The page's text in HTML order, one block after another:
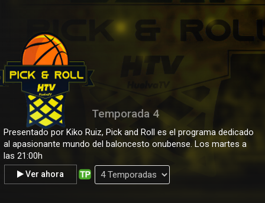
Presentado por Kiko Ruiz, Pick and Roll es el programa dedicado
al apasionante mundo del baloncesto onubense. Los martes a
las 21:00h
Ver ahora
Temporada 4